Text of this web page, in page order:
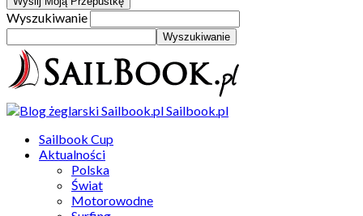
Wyszukiwanie
Sailbook.pl
Sailbook Cup
Aktualności
Polska
Świat
Motorowodne